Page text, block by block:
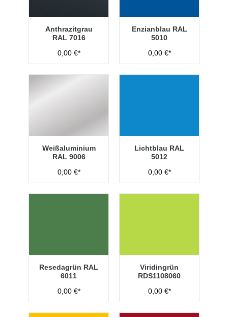
Anthrazitgrau
RAL 7016
0,00 €*
Enzianblau RAL
5010
0,00 €*
Weißaluminium
RAL 9006
0,00 €*
Lichtblau RAL
5012
0,00 €*
Resedagrün RAL
6011
0,00 €*
Viridingrün
RDS1108060
0,00 €*